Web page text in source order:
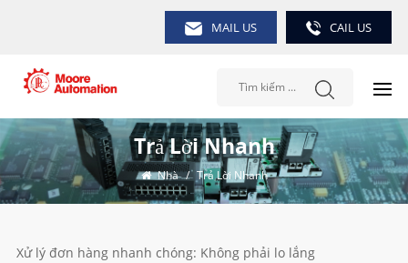
MAIL US CAIL US
Trả Lời Nhanh
Nhà / Trả Lời Nhanh
Xử lý đơn hàng nhanh chóng: Không phải lo lắng